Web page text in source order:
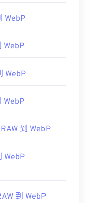
WebP
WebP
WebP
WebP
到 WebP
WebP
到 WebP